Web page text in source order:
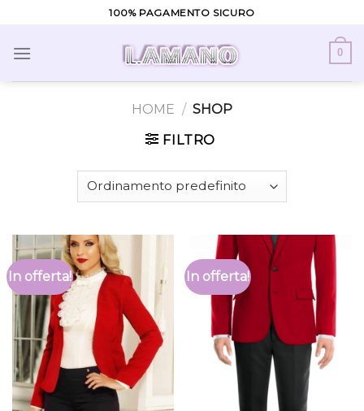
content
100% PAGAMENTO SICURO
0
HOME / SHOP
FILTRO
In offerta! In offerta!